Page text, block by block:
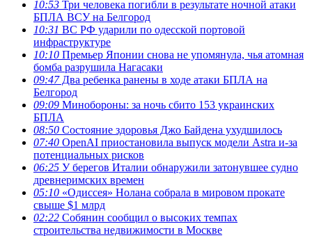
10:53 Три человека погибли в результате ночной атаки
БПЛА ВСУ на Белгород
10:31 ВС РФ ударили по одесской портовой
инфраструктуре
10:10 Премьер Японии снова не упомянула, чья атомная
бомба разрушила Нагасаки
09:47Два ребенка ранены в ходе атаки БПЛА на
Белгород
09:09 Минобороны: за ночь сбито 153 украинских
БПЛА
08:50 Состояние здоровья Джо Байдена ухудшилось
07:40 OpenAI приостановила выпуск модели Astra и-за
потенциальных рисков
06:25 У берегов Италии обнаружили затонувшее судно
древнеримских времен
05:10 «Одиссея» Нолана собрала в мировом прокате
свыше $1 млрд
02:22 Собянин сообщил о высоких темпах
строительства недвижимости в Москве